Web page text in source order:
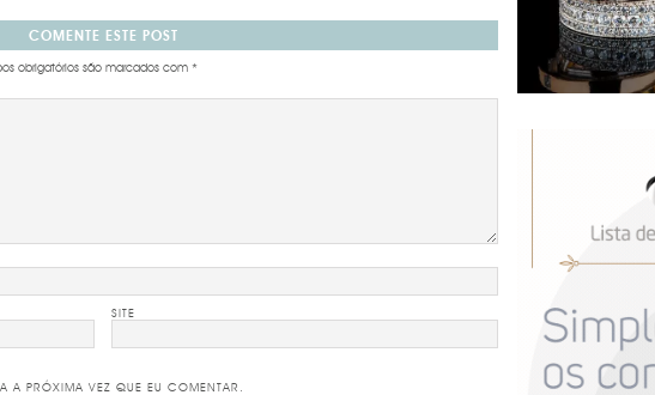
COMENTE ESTE POST
obrigatórios são marcados com *
SITE
A PRÓXIMA VEZ QUE EU COMENTAR.